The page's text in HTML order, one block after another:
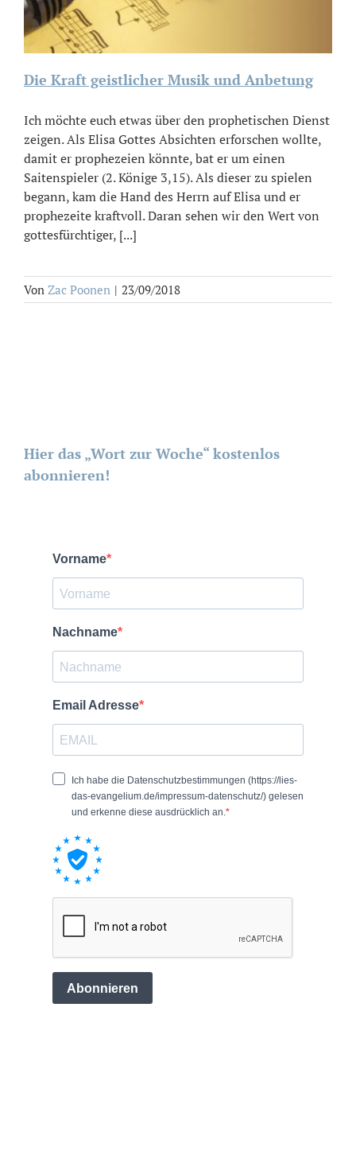
Die Kraft geistlicher Musik und Anbetung
Ich möchte euch etwas über den prophetischen Dienst
zeigen. Als Elisa Gottes Absichten erforschen wollte,
damit er prophezeien könnte, bat er um einen
Saitenspieler (2. Könige 3,15). Als dieser zu spielen
begann, kam die Hand des Herrn auf Elisa und er
prophezeite kraftvoll. Daran sehen wir den Wert von
gottesfürchtiger, [...]
Von Zac Poonen | 23/09/2018
Hier das „Wort zur Woche“ kostenlos
abonnieren!